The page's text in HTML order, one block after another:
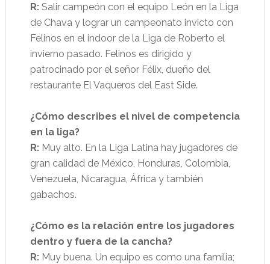
R:Salir campeón con el equipo León en la Liga
de Chava y lograr un campeonato invicto con
Felinos en el indoor de la Liga de Roberto el
invierno pasado. Felinos es dirigido y
patrocinado por el señor Félix, dueño del
restaurante El Vaqueros del East Side.
¿Cómo describes el nivel de competencia
en la liga?
R:Muy alto. En la Liga Latina hay jugadores de
gran calidad de México, Honduras, Colombia,
Venezuela, Nicaragua, África y también
gabachos.
¿Cómo es la relación entre los jugadores
dentro y fuera de la cancha?
R:Muy buena. Un equipo es como una familia;